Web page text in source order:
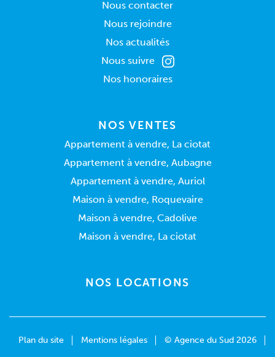
Nous contacter
Nous rejoindre
Nos actualités
Nous suivre
Nos honoraires
NOS VENTES
Appartement à vendre, La ciotat
Appartement à vendre, Aubagne
Appartement à vendre, Auriol
Maison à vendre, Roquevaire
Maison à vendre, Cadolive
Maison à vendre, La ciotat
NOS LOCATIONS
Plan du site Mentions légales © Agence du Sud 2026